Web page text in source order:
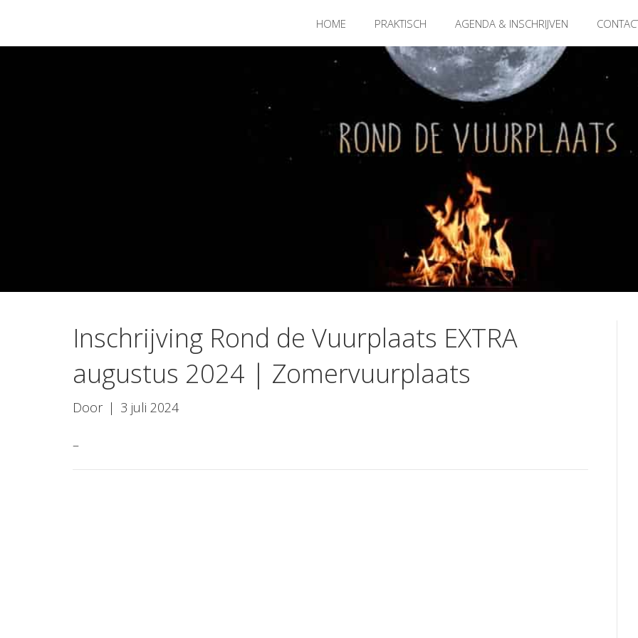
HOME PRAKTISCH AGENDA & INSCHRIJVEN
Inschrijving Rond de Vuurplaats EXTRA
augustus 2024 | Zomervuurplaats
Door | 3 juli 2024
–